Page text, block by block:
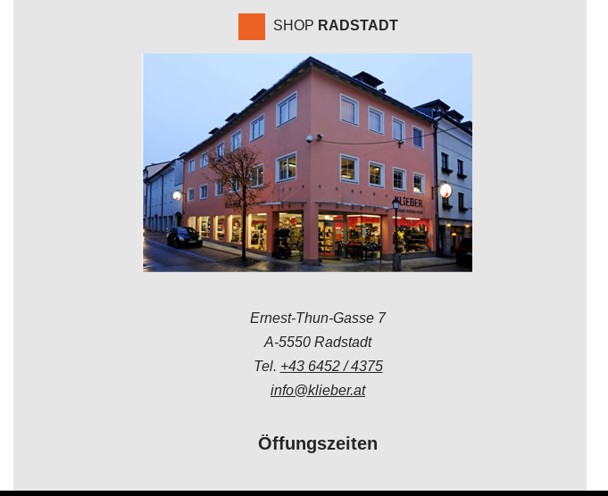
SHOP RADSTADT
Ernest-Thun-Gasse 7
A-5550 Radstadt
Tel. +43 6452 / 4375
info@klieber.at
Öffungszeiten